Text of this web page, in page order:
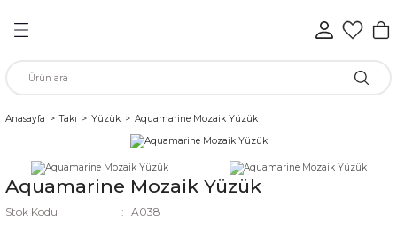
Anasayfa Takı Yüzük Aquamarine Mozaik Yüzük
Aquamarine Mozaik Yüzük
Stok Kodu A038